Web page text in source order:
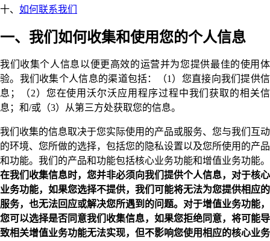
十、 如何联系我们
一、我们如何收集和使用您的个人信息
我们收集个人信息以便更高效的运营并为您提供最佳的使用体
验。我们收集个人信息的渠道包括：（1）您直接向我们提供信
息；（2）您在使用沃尔沃应用程序过程中我们获取的相关信
息；和/或（3）从第三方处获取您的信息。
我们收集的信息取决于您实际使用的产品或服务、您与我们互动
的环境、您所做的选择，包括您的隐私设置以及您所使用的产品
和功能。我们的产品和功能包括核心业务功能和增值业务功能。
在我们收集信息时，您并非必须向我们提供个人信息，对于核心
业务功能，如果您选择不提供，我们可能将无法为您提供相应的
服务，也无法回应或解决您所遇到的问题。对于增值业务功能，
您可以选择是否同意我们收集信息，如果您拒绝同意，将可能导
致相关增值业务功能无法实现，但不影响您使用相应的核心业务